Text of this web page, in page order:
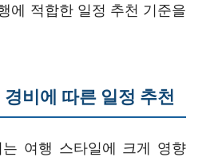
에 적합한 일정 추천 기준을
비에 따른 일정 추천
여행 스타일에 크게 영향